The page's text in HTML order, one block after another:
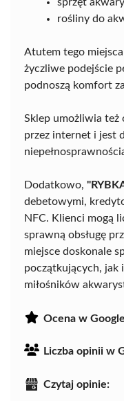
sprzęt
rośliny do
Atutem tego
życzliwe podejście
podnoszą komfort
Sklep umożliwia też
przez internet i jest
Dodatkowo,
debetowymi,
NFC. Klienci mogą
sprawną obsługę
miejsce doskonale
początkujących, jak
miłośników
Ocena w
Liczba opinii w
Czytaj opinie: